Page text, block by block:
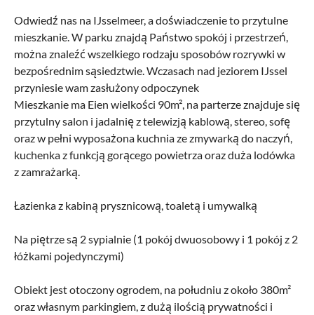
Odwiedź nas na IJsselmeer, a doświadczenie to przytulne
mieszkanie. W parku znajdą Państwo spokój i przestrzeń,
można znaleźć wszelkiego rodzaju sposobów rozrywki w
bezpośrednim sąsiedztwie. Wczasach nad jeziorem IJssel
przyniesie wam zasłużony odpoczynek
Mieszkanie ma Eien wielkości 90m², na parterze znajduje się
przytulny salon i jadalnię z telewizją kablową, stereo, sofę
oraz w pełni wyposażona kuchnia ze zmywarką do naczyń,
kuchenka z funkcją gorącego powietrza oraz duża lodówka
z zamrażarką.
Łazienka z kabiną prysznicową, toaletą i umywalką
Na piętrze są 2 sypialnie (1 pokój dwuosobowy i 1 pokój z 2
łóżkami pojedynczymi)
Obiekt jest otoczony ogrodem, na południu z około 380m²
oraz własnym parkingiem, z dużą ilością prywatności i